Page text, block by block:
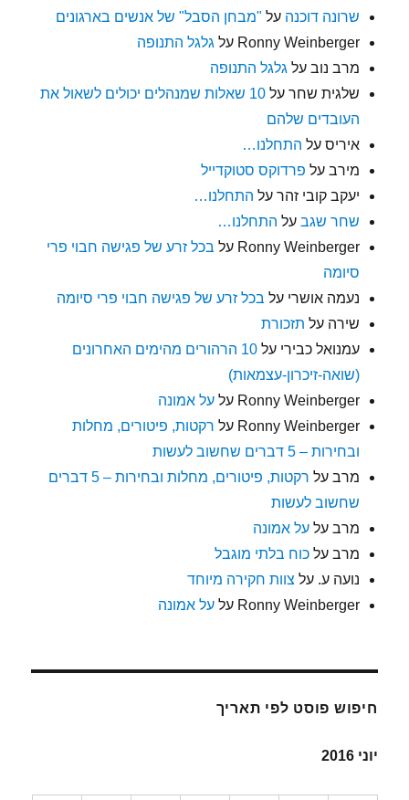
שרונה דוכנה על "מבחן הסבל" של אנשים בארגונים
Ronny Weinberger על גלגל התנופה
מרב נוב על גלגל התנופה
שלגית שחר על
10 שאלות שמנהלים יכולים לשאול את
העובדים שלהם
איריס על התחלנו…
מירב על פרדוקס סטוקדייל
יעקב קובי זהר על התחלנו…
שחר שגב על התחלנו…
Ronny Weinberger על בכל זרע של פגישה חבוי פרי
סיומה
נעמה אושרי על בכל זרע של פגישה חבוי פרי סיומה
שירה על תזכורת
עמנואל כבירי על
10 הרהורים מהימים האחרונים
(שואה-זיכרון-עצמאות)
Ronny Weinberger עלעל אמונה
Ronny Weinberger על רקטות, פיטורים, מחלות
ובחירות – 5 דברים שחשוב לעשות
מרב על
רקטות, פיטורים, מחלות ובחירות – 5 דברים
שחשוב לעשות
מרב עלעל אמונה
מרב עלכוח בלתי מוגבל
נועה ע. על צוות חקירה מיוחד
Ronny Weinberger עלעל אמונה
חיפוש פוסט לפי תאריך
יוני 2016